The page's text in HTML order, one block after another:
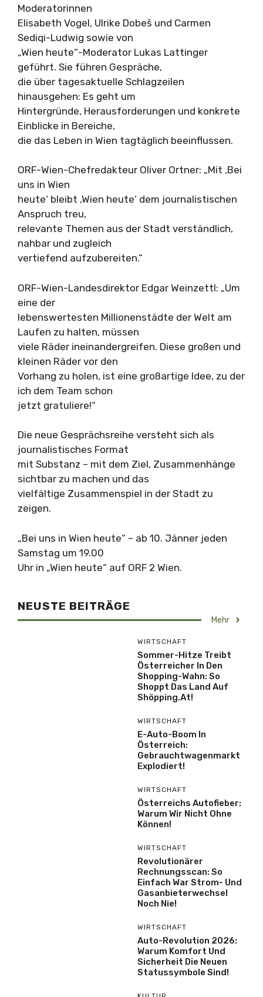
Moderatorinnen
Elisabeth Vogel, Ulrike Dobeš und Carmen
Sediqi-Ludwig sowie von
„Wien heute“-Moderator Lukas Lattinger
geführt. Sie führen Gespräche,
die über tagesaktuelle Schlagzeilen
hinausgehen: Es geht um
Hintergründe, Herausforderungen und konkrete
Einblicke in Bereiche,
die das Leben in Wien tagtäglich beeinflussen.
ORF-Wien-Chefredakteur Oliver Ortner: „Mit ‚Bei
uns in Wien
heute‘ bleibt ‚Wien heute‘ dem journalistischen
Anspruch treu,
relevante Themen aus der Stadt verständlich,
nahbar und zugleich
vertiefend aufzubereiten.“
ORF-Wien-Landesdirektor Edgar Weinzettl: „Um
eine der
lebenswertesten Millionenstädte der Welt am
Laufen zu halten, müssen
viele Räder ineinandergreifen. Diese großen und
kleinen Räder vor den
Vorhang zu holen, ist eine großartige Idee, zu der
ich dem Team schon
jetzt gratuliere!“
Die neue Gesprächsreihe versteht sich als
journalistisches Format
mit Substanz – mit dem Ziel, Zusammenhänge
sichtbar zu machen und das
vielfältige Zusammenspiel in der Stadt zu
zeigen.
„Bei uns in Wien heute“ – ab 10. Jänner jeden
Samstag um 19.00
Uhr in „Wien heute“ auf ORF 2 Wien.
NEUSTE BEITRÄGE
Mehr
WIRTSCHAFT
Sommer-Hitze Treibt
Österreicher In Den
Shopping-Wahn: So
Shoppt Das Land Auf
Shöpping.at!
WIRTSCHAFT
E-Auto-Boom In
Österreich:
Gebrauchtwagenmarkt
Explodiert!
WIRTSCHAFT
Österreichs Autofieber:
Warum Wir Nicht Ohne
Können!
WIRTSCHAFT
Revolutionärer
Rechnungsscan: So
Einfach War Strom- Und
Gasanbieterwechsel
Noch Nie!
WIRTSCHAFT
Auto-Revolution 2026:
Warum Komfort Und
Sicherheit Die Neuen
Statussymbole Sind!